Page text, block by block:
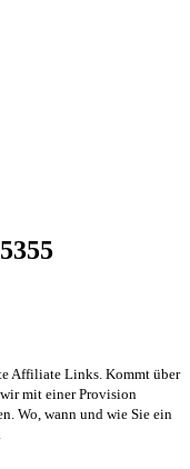
Affiliate Links. Kommt über
mit einer Provision
Wo, wann und wie Sie ein